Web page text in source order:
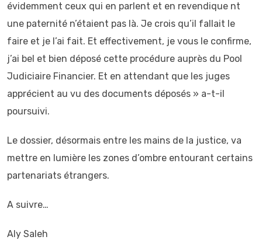
évidemment ceux qui en parlent et en revendique nt
une paternité n’étaient pas là. Je crois qu’il fallait le
faire et je l’ai fait. Et effectivement, je vous le confirme,
j’ai bel et bien déposé cette procédure auprès du Pool
Judiciaire Financier. Et en attendant que les juges
apprécient au vu des documents déposés » a-t-il
poursuivi.
Le dossier, désormais entre les mains de la justice, va
mettre en lumière les zones d’ombre entourant certains
partenariats étrangers.
A suivre…
Aly Saleh